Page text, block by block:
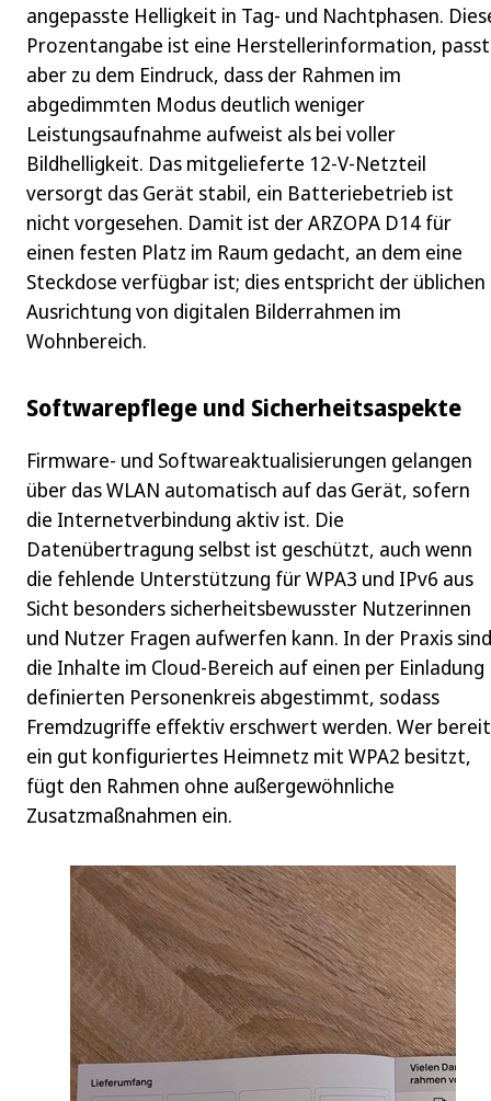
angepasste Helligkeit in Tag- und Nachtphasen.
Prozentangabe ist eine Herstellerinformation, passt
aber zu dem Eindruck, dass der Rahmen im
abgedimmten Modus deutlich weniger
Leistungsaufnahme aufweist als bei voller
Bildhelligkeit. Das mitgelieferte 12‑V‑Netzteil
versorgt das Gerät stabil, ein Batteriebetrieb ist
nicht vorgesehen. Damit ist der ARZOPA D14 für
einen festen Platz im Raum gedacht, an dem eine
Steckdose verfügbar ist; dies entspricht der üblichen
Ausrichtung von digitalen Bilderrahmen im
Wohnbereich.
Softwarepflege und Sicherheitsaspekte
Firmware- und Softwareaktualisierungen gelangen
über das WLAN automatisch auf das Gerät, sofern
die Internetverbindung aktiv ist. Die
Datenübertragung selbst ist geschützt, auch wenn
die fehlende Unterstützung für WPA3 und IPv6 aus
Sicht besonders sicherheitsbewusster Nutzerinnen
und Nutzer Fragen aufwerfen kann. In der Praxis sind
die Inhalte im Cloud-Bereich auf einen per Einladung
definierten Personenkreis abgestimmt, sodass
Fremdzugriffe effektiv erschwert werden. Wer
ein gut konfiguriertes Heimnetz mit WPA2 besitzt,
fügt den Rahmen ohne außergewöhnliche
Zusatzmaßnahmen ein.